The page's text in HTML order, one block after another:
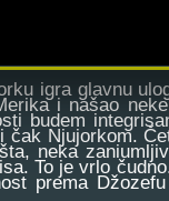
igra glavnu
i našao
budem
Njujorkom.
neka
To je vrlo
prema